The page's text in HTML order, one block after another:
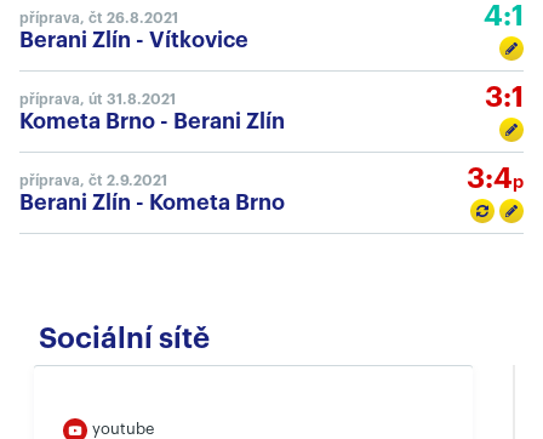
příprava, čt 26.8.2021
Berani Zlín - Vítkovice
4:1
příprava, út 31.8.2021
Kometa Brno - Berani Zlín
3:1
příprava, čt 2.9.2021
Berani Zlín - Kometa Brno
3:4p
Sociální sítě
youtube